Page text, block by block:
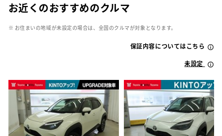
お近くのおすすめのクルマ
※ お住まいの地域が未設定の場合は、全国のクルマが対象となります。
保証内容についてはこちら
未設定